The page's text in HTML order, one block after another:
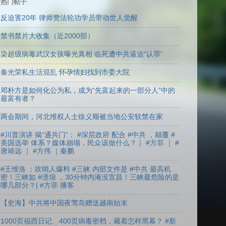
热门帖子
反迫害20年 律师赞法轮功学员带动世人觉醒
禁书禁片大收集（近2000部）
染超级病毒武汉女孩曝光真相 临死遭中共逼迫“认罪”
秦光荣私生活混乱 怀孕情妇找到市委大院
邓朴方是如何化公为私，成为“先富起来的一部分人”中的
最富有者？
两会期间，河北维权人士徐义顺被当地公安软禁在家
#川普演讲 揭“通共门”： #深层政府 配合 #中共 ，颠覆 #
美国选举 体系？媒体崩塌，民众该做什么？｜ #方菲 ｜ #
唐靖远 ｜ #方伟 ｜秦鹏
#王维洛 ：吹哨人爆料 #三峡 内部文件是 #中共 最高机
密！三峡如 #溃坝 ，30分钟内淹没宜昌！三峡最危险的是
哪几部分？| #方菲 播客
【史海】中共将中国夜莺岛赠送越南始末
1000页福西日记、400页病毒密档，藏着怎样黑幕？ #新